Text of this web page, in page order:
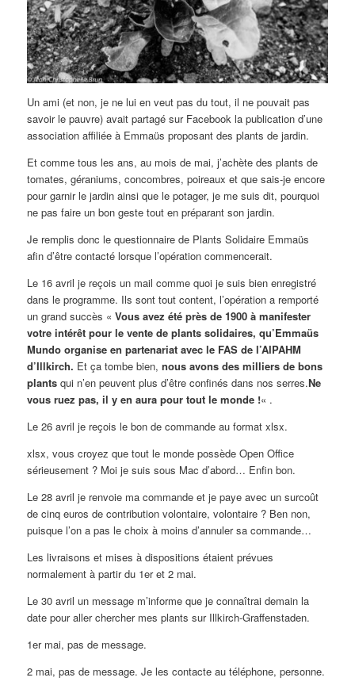
Un ami (et non, je ne lui en veut pas du tout, il ne pouvait pas
savoir le pauvre) avait partagé sur Facebook la publication d’une
association affiliée à Emmaüs proposant des plants de jardin.
Et comme tous les ans, au mois de mai, j’achète des plants de
tomates, géraniums, concombres, poireaux et que sais-je encore
pour garnir le jardin ainsi que le potager, je me suis dit, pourquoi
ne pas faire un bon geste tout en préparant son jardin.
Je remplis donc le questionnaire de Plants Solidaire Emmaüs
afin d’être contacté lorsque l’opération commencerait.
Le 16 avril je reçois un mail comme quoi je suis bien enregistré
dans le programme. Ils sont tout content, l’opération a remporté
un grand succès «Vous avez été près de 1900 à manifester
votre intérêt pour le vente de plants solidaires, qu’Emmaüs
Mundo organise en partenariat avec le FAS de l’AIPAHM
d’Illkirch. Et ça tombe bien,nous avons des milliers de bons
plants qui n’en peuvent plus d’être confinés dans nos serres.Ne
vous ruez pas, il y en aura pour tout le monde !« .
Le 26 avril je reçois le bon de commande au format xlsx.
xlsx, vous croyez que tout le monde possède Open Office
sérieusement ? Moi je suis sous Mac d’abord… Enfin bon.
Le 28 avril je renvoie ma commande et je paye avec un surcoût
de cinq euros de contribution volontaire, volontaire ? Ben non,
puisque l’on a pas le choix à moins d’annuler sa commande…
Les livraisons et mises à dispositions étaient prévues
normalement à partir du 1er et 2 mai.
Le 30 avril un message m’informe que je connaîtrai demain la
date pour aller chercher mes plants sur Illkirch-Graffenstaden.
1er mai, pas de message.
2 mai, pas de message. Je les contacte au téléphone, personne.